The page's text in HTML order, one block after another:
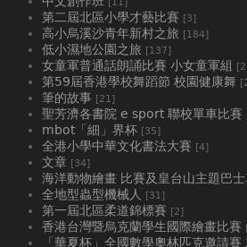
第二屆北區小學才藝比賽 [3]
高小烏溪沙青年新村之旅 [184]
低小濕地公園之旅 [137]
女童軍普通話朗誦比賽 小女童軍組
第59屆香港學校舞蹈節 校園健康舞
筆的故事 [21]
聖芳濟各書院 e sport 聯校單車比賽
mbot「細」界杯 [35]
全港小學中華文化書法大賽 [4]
文章 [34]
海洋動物繪畫 比賽及皇台山主題巴
全地型蟲型機械人 [31]
第一屆北區柔道錦標賽 [2]
香港台灣暨烏克蘭學生國際繪畫比賽
「華夏杯」全國數學奧林匹克邀請